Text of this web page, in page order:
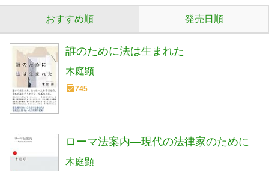
おすすめ順 発売日順
誰のために法は生まれた
木庭顕
745
ローマ法案内―現代の法律家のために
木庭顕